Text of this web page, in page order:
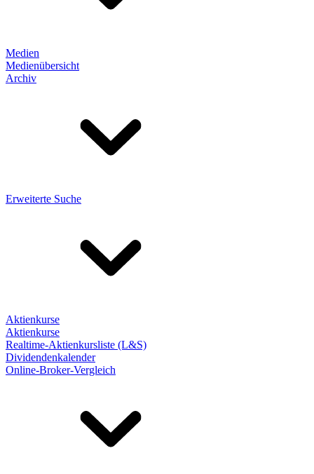
Medien
Medienübersicht
Archiv
Erweiterte Suche
Aktienkurse
Aktienkurse
Realtime-Aktienkursliste (L&S)
Dividendenkalender
Online-Broker-Vergleich